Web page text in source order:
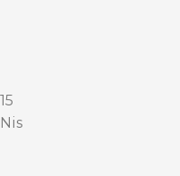
15
Nis